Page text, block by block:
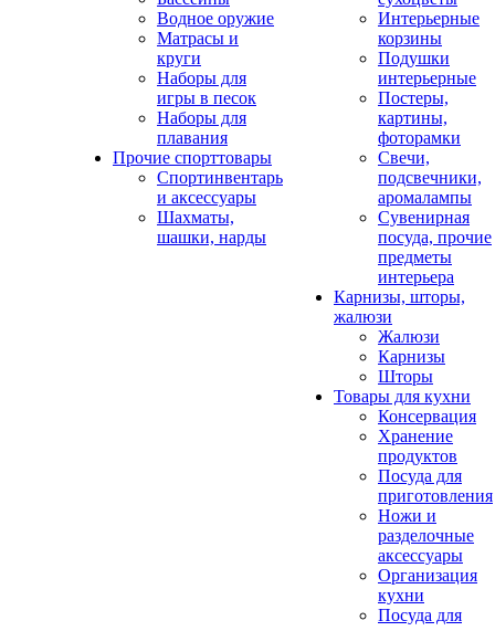
Водное оружие
Матрасы и
круги
Наборы для
игры в песок
Наборы для
плавания
Прочие спорттовары
Спортинвентарь
и аксессуары
Шахматы,
шашки, нарды
Интерьерные
корзины
Подушки
интерьерные
Постеры,
картины,
фоторамки
Свечи,
подсвечники,
аромалампы
Сувенирная
посуда, прочие
предметы
интерьера
Карнизы, шторы,
жалюзи
Жалюзи
Карнизы
Шторы
Товары для кухни
Консервация
Хранение
продуктов
Посуда для
приготовления
Ножи и
разделочные
аксессуары
Организация
кухни
Посуда для